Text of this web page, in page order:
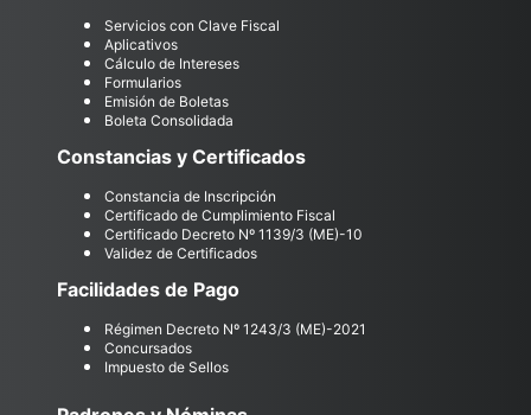
Servicios con Clave Fiscal
Aplicativos
Cálculo de Intereses
Formularios
Emisión de Boletas
Boleta Consolidada
Constancias y Certificados
Constancia de Inscripción
Certificado de Cumplimiento Fiscal
Certificado Decreto Nº 1139/3 (ME)-10
Validez de Certificados
Facilidades de Pago
Régimen Decreto Nº 1243/3 (ME)-2021
Concursados
Impuesto de Sellos